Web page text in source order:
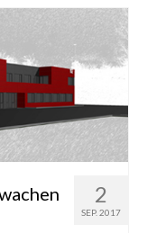
2
SEP. 2017